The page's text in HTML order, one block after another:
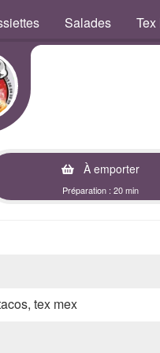
Salades Tex
À emporter
Préparation : 20 min
tex mex